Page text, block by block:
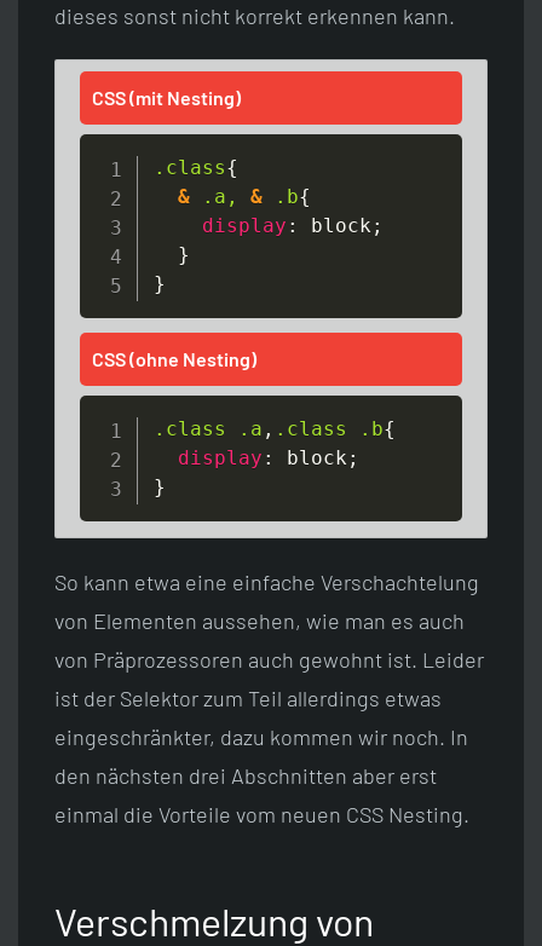
dieses sonst nicht korrekt erkennen kann.
CSS (mit Nesting)
.class{
& .a, & .b{
display : block ;
}
}
CSS (ohne Nesting)
.class .a , .class .b{
display : block ;
}
So kann etwa eine einfache Verschachtelung
von Elementen aussehen, wie man es auch
von Präprozessoren auch gewohnt ist. Leider
ist der Selektor zum Teil allerdings etwas
eingeschränkter, dazu kommen wir noch. In
den nächsten drei Abschnitten aber erst
einmal die Vorteile vom neuen CSS Nesting.
Verschmelzung von